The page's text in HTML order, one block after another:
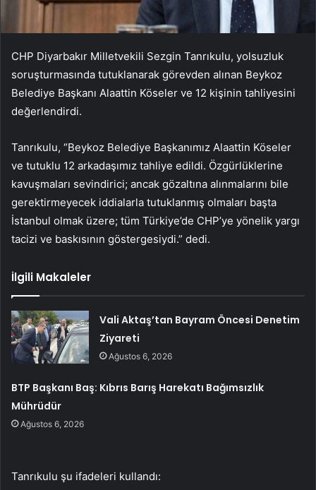
CHP Diyarbakır Milletvekili Sezgin Tanrıkulu, yolsuzluk
soruşturmasında tutuklanarak görevden alınan Beykoz
Belediye Başkanı Alaattin Köseler ve 12 kişinin tahliyesini
değerlendirdi.
Tanrıkulu, “Beykoz Belediye Başkanımız Alaattin Köseler
ve tutuklu 12 arkadaşımız tahliye edildi. Özgürlüklerine
kavuşmaları sevindirici; ancak gözaltına alınmalarını bile
gerektirmeyecek iddialarla tutuklanmış olmaları başta
İstanbul olmak üzere; tüm Türkiye’de CHP’ye yönelik yargı
tacizi ve baskısının göstergesiydi.” dedi.
İlgili Makaleler
Vali Aktaş’tan Bayram Öncesi Denetim
Ziyareti
Ağustos 6, 2026
BTP Başkanı Baş: Kıbrıs Barış Harekatı Bağımsızlık
Mührüdür
Ağustos 6, 2026
Tanrıkulu şu ifadeleri kullandı: